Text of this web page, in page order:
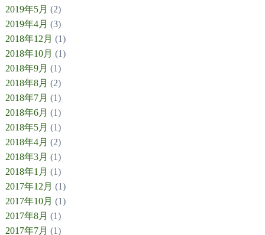
2019年5月 (2)
2019年4月 (3)
2018年12月 (1)
2018年10月 (1)
2018年9月 (1)
2018年8月 (2)
2018年7月 (1)
2018年6月 (1)
2018年5月 (1)
2018年4月 (2)
2018年3月 (1)
2018年1月 (1)
2017年12月 (1)
2017年10月 (1)
2017年8月 (1)
2017年7月 (1)